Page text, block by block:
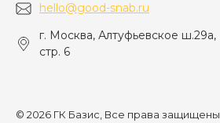
hello@good-snab.ru
г. Москва, Алтуфьевское ш.29а,
стр. 6
© 2026 ГК Базис, Все права защищены